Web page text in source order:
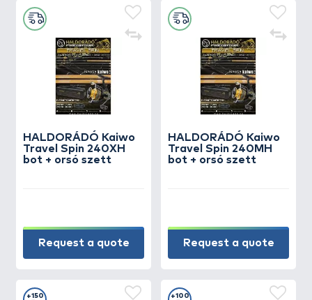
HALDORÁDÓ Kaiwo
Travel Spin 240XH
bot + orsó szett
Request a quote
HALDORÁDÓ Kaiwo
Travel Spin 240MH
bot + orsó szett
Request a quote
+150
+100